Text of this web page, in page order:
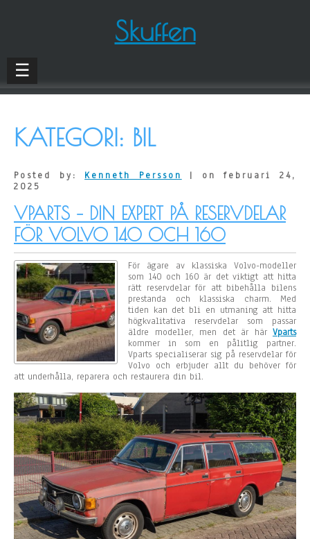
Skuffen
☰
KATEGORI: BIL
Posted by: Kenneth Persson
| on februari 24,
2025
VPARTS – DIN EXPERT PÅ RESERVDELAR
FÖR VOLVO 140 OCH 160
För ägare av klassiska Volvo-modeller
som 140 och 160 är det viktigt att hitta
rätt reservdelar för att bibehålla bilens
prestanda och klassiska charm. Med
tiden kan det bli en utmaning att hitta
högkvalitativa reservdelar som passar
äldre modeller, men det är här Vparts
kommer in som en pålitlig partner.
Vparts specialiserar sig på reservdelar för
Volvo och erbjuder allt du behöver för
att underhålla, reparera och restaurera din bil.